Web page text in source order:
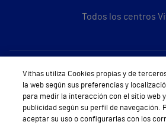
Todos los centros
Sobre Vithas
Quiénes somos
Trabajar en
Vithas utiliza Cookies propias y de
la web según sus preferencias y
para medir la interacción con el sitio web
publicidad según su perfil de navegación.
aceptar su uso o configurarlas con los